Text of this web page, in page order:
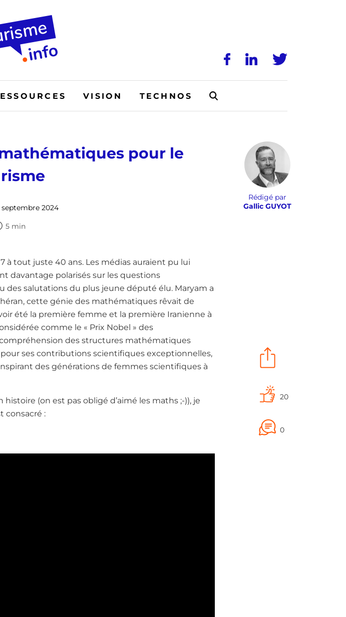
VISION TECHNOS
pour le
septembre 2024
5 min
Rédigé par
Gallic GUYOT
20
0
à tout juste 40 ans. Les médias auraient pu lui
davantage polarisés sur les questions
des salutations du plus jeune député élu. Maryam a
cette génie des mathématiques rêvait de
été la première femme et la première Iranienne à
comme le « Prix Nobel » des
des structures mathématiques
ses contributions scientifiques exceptionnelles,
des générations de femmes scientifiques à
(on est pas obligé d’aimé les maths ;-)), je
consacré :